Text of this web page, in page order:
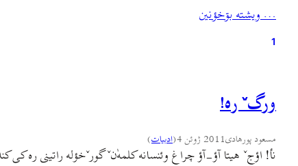
… ويشته بۊخؤنين
1
ورگˇ ره!
مسعود پورهادی2011 ژوئن 4 (ادبيات)
نأ! اؤجˇ هیتا آؤ-آؤ چراغ وئنسانه کلمه‌ٰنˇ گورˇخؤله راتینی ره